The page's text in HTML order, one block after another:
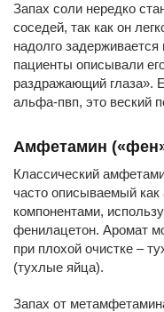
Запах соли нередко
соседей, так как он
надолго
пациенты описывали
раздражающий глаза».
альфа-пвп, это веский
Амфетамин
Классический
часто описываемый
компонентами,
фенилацетон. Аромат
при плохой очистке –
(тухлые яйца).
Запах от